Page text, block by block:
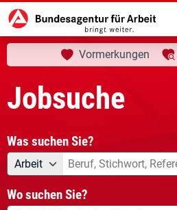
Startseite Jobsuche aktuelle Seite:
Ihre Suche
Vormerkungen
Jobsuche
Was suchen Sie?
Angebotsart
Arbeit Was suchen Sie?
Wo suchen Sie?